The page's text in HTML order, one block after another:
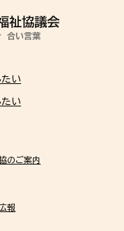
い
い
のご案内
報